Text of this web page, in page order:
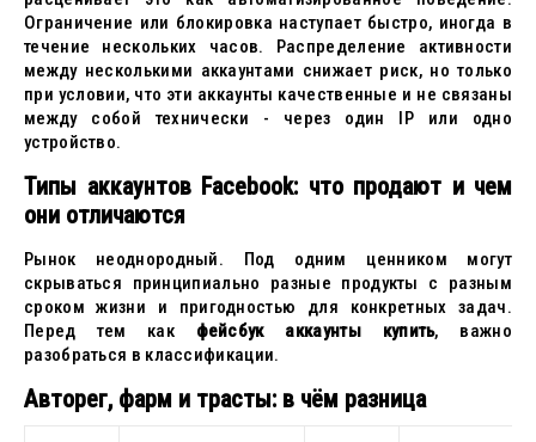
Ограничение или блокировка наступает быстро, иногда в
течение нескольких часов. Распределение активности
между несколькими аккаунтами снижает риск, но только
при условии, что эти аккаунты качественные и не связаны
между собой технически - через один IP или одно
устройство.
Типы аккаунтов Facebook: что продают и чем
они отличаются
Рынок неоднородный. Под одним ценником могут
скрываться принципиально разные продукты с разным
сроком жизни и пригодностью для конкретных задач.
Перед тем как фейсбук аккаунты купить, важно
разобраться в классификации.
Авторег, фарм и трасты: в чём разница